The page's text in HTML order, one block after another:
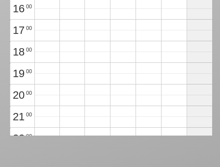
16 00
17 00
18 00
19 00
20 00
21 00
2200